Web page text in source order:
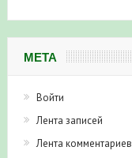
МЕТА
Войти
Лента записей
Лента комментариев